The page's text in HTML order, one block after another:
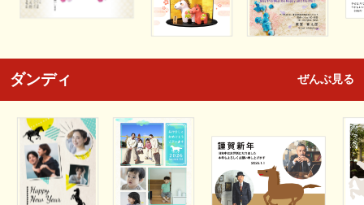
ダンディ ぜんぶ見る